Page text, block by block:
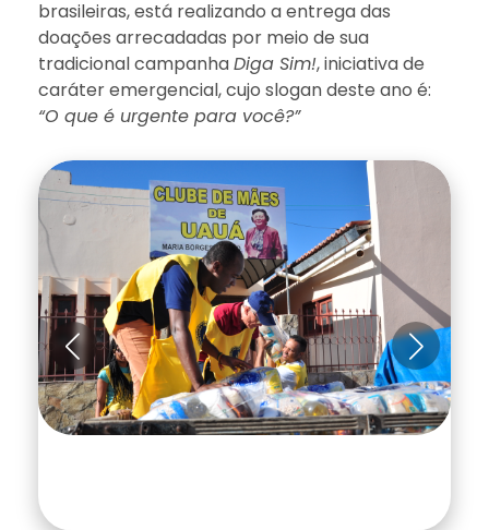
brasileiras, está realizando a entrega das
doações arrecadadas por meio de sua
tradicional campanhaDiga Sim!, iniciativa de
caráter emergencial, cujo slogan deste ano é:
“O que é urgente para você?”